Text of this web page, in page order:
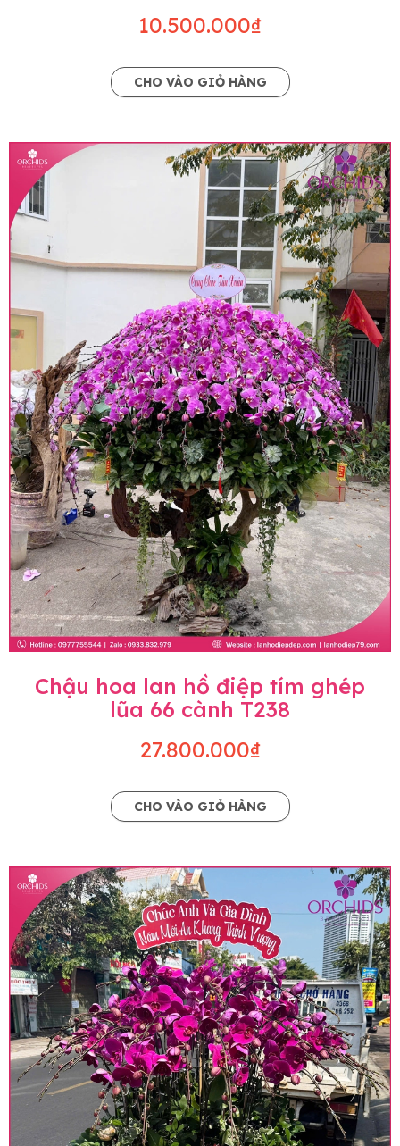
10.500.000₫
CHO VÀO GIỎ HÀNG
Chậu hoa lan hồ điệp tím ghép
lũa 66 cành T238
27.800.000₫
CHO VÀO GIỎ HÀNG